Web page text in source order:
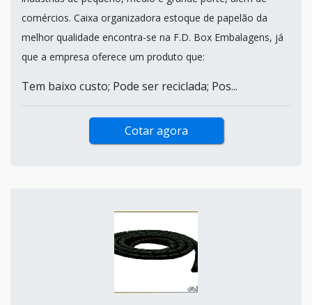
comércios. Caixa organizadora estoque de papelão da
melhor qualidade encontra-se na F.D. Box Embalagens, já
que a empresa oferece um produto que:
Tem baixo custo; Pode ser reciclada; Pos...
Cotar agora